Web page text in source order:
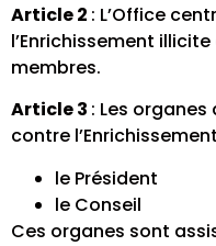
Article 2 : L’Office
l’Enrichissement
membres.
Article 3 : Les
contre
le Président
le Conseil
Ces organes sont